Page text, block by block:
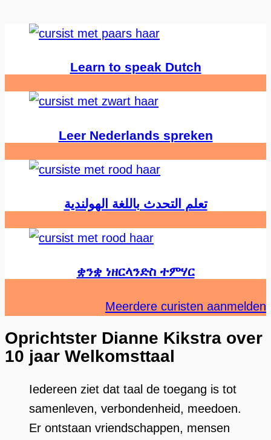
Learn to speak Dutch
Leer Nederlands spreken
تعلم التحدث باللغة الهولندية
ቋንቋ ነዘርላንድስ ተምሃር
Meerdere curisten aanmelden
Oprichtster Dianne Kikstra over
10 jaar Welkomsttaal
Iedereen ziet dat taal de toegang is tot
samenleven, verbondenheid, meedoen.
Er ontstaan vriendschappen, mensen